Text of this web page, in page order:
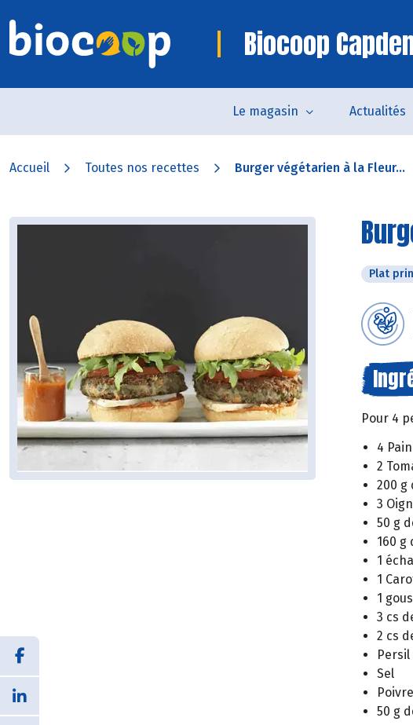
Biocoop
Le magasin Actualités
Accueil Toutes nos recettes Burger végétarien à la Fleur...
Plat
Pour 4
4
2
200 g
3
50 g
160 g
1
1
1
3 cs
2 cs
Persil
Sel
Poivre
50 g